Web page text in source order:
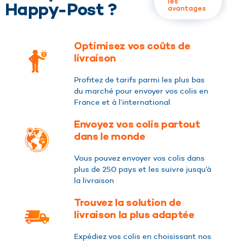
Happy-Post ?
avantages
Optimisez vos coûts de
livraison
Profitez de tarifs parmi les plus bas
du marché pour envoyer vos colis en
France et à l’international
Envoyez vos colis partout
dans le monde
Vous pouvez envoyer vos colis dans
plus de 250 pays et les suivre jusqu’à
la livraison
Trouvez la solution de
livraison la plus adaptée
Expédiez vos colis en choisissant nos